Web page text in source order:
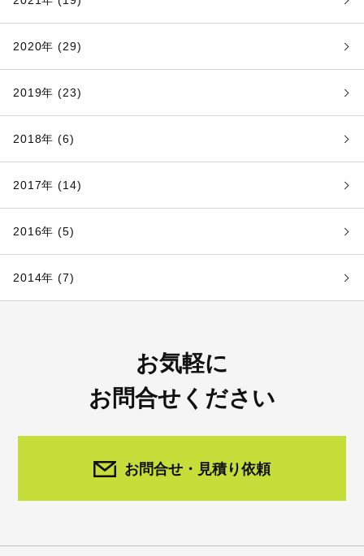
2020年 (29)
2019年 (23)
2018年 (6)
2017年 (14)
2016年 (5)
2014年 (7)
お気軽に
お問合せください
お問合せ・見積り依頼